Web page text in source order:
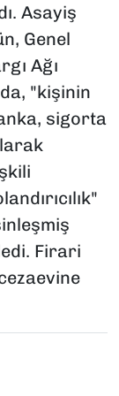
Asayiş
Genel
Ağı
"kişinin
sigorta
Firari